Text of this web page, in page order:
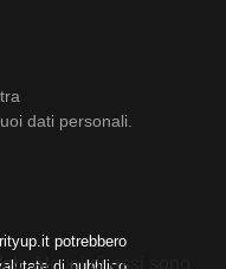
dati personali.
potrebbero
Alcuni di essi sono